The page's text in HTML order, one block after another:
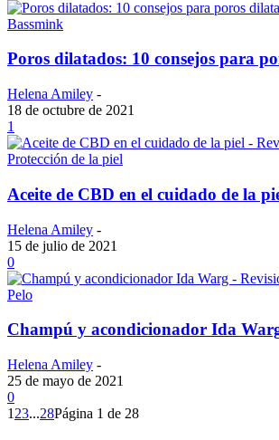
Bassmink
Poros dilatados: 10 consejos para
Helena Amiley -
18 de octubre de 2021
1
Protección de la piel
Aceite de CBD en el cuidado de la
Helena Amiley -
15 de julio de 2021
0
Pelo
Champú y acondicionador Ida
Helena Amiley -
25 de mayo de 2021
0
1 23...28Página 1 de 28